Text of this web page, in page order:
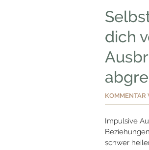
dich
KOMMENTAR
Impulsive
Beziehungen
schwer